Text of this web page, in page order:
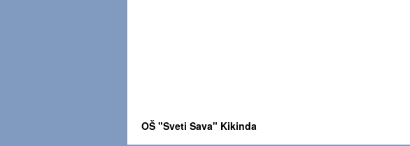
OŠ "Sveti Sava" Kikinda